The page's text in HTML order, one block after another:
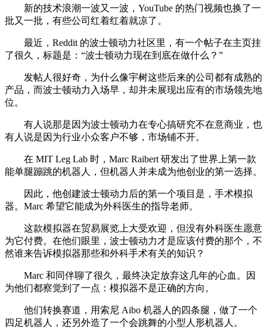
新的技术浪潮一波又一波，YouTube 的热门视频也换了一
批又一批，有些公司红着红着就凉了。
最近，Reddit 的波士顿动力社区里，有一个帖子在主页挂
了很久，标题是：“波士顿动力现在到底在做什么？”
发帖人很好奇，为什么像宇树这些后来的公司都有成熟的
产品，而波士顿动力入场早，却并未展现出应有的市场领先地
位。
有人说那是因为波士顿动力在专心搞研究不在意商业，也
有人说是因为行业小众客户不够，市场铺不开。
在 MIT Leg Lab 时，Marc Raibert 研发出了世界上第一款
能单腿蹦跳的机器人，但机器人并未成为他创业的第一选择。
因此，他创建波士顿动力后的第一个项目是，手术模拟
器。Marc 希望它能成为外科医生的指导老师。
这款模拟器在贸易展览上大受欢迎，但没有外科医生愿意
为它付费。在他们眼里，波士顿动力才是应该付费的那个，不
然谁来告诉模拟器那些和外科手术有关的知识？
Marc 和同伴聊了很久，最终决定放弃这几年的心血。因
为他们都察觉到了一点：模拟器不是正确的方向。
他们转换赛道，用索尼 Aibo 机器人的四条腿，做了一个
四足机器人，还另外造了一个会跳舞的小型人形机器人。